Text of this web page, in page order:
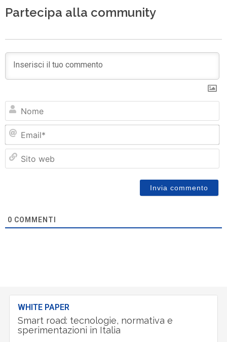
Partecipa alla community
0 COMMENTI
WHITE PAPER
Smart road: tecnologie, normativa e
sperimentazioni in Italia